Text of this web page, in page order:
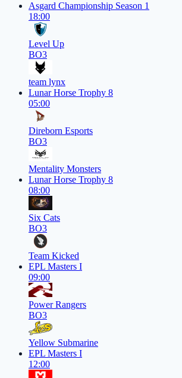
Asgard Championship Season 1
18:00
Level Up
BO3
team lynx
Lunar Horse Trophy 8
05:00
Direborn Esports
BO3
Mentality Monsters
Lunar Horse Trophy 8
08:00
Six Cats
BO3
Team Kicked
EPL Masters I
09:00
Power Rangers
BO3
Yellow Submarine
EPL Masters I
12:00